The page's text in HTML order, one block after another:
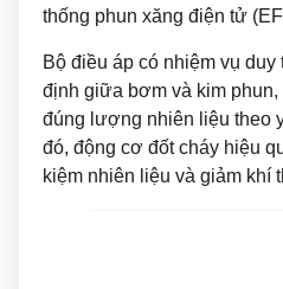
thống phun xăng điện tử
Bộ điều áp có nhiệm vụ
định giữa bơm và kim phun,
đúng lượng nhiên liệu theo
đó, động cơ đốt cháy hiệu
kiệm nhiên liệu và giảm khí